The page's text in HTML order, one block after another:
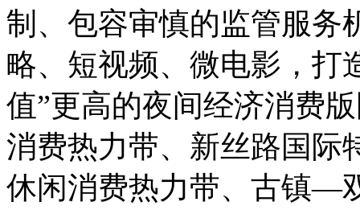
制、包容审慎的监管服务
略、短视频、微电影，打
值”更高的夜间经济消费
消费热力带、新丝路国际
休闲消费热力带、古镇—